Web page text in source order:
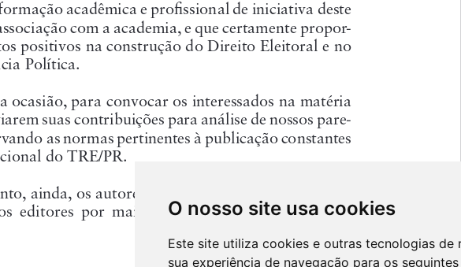
O nosso site usa cookies
Este site utiliza cookies e outras tecnologias de
sua experiência de navegação para os